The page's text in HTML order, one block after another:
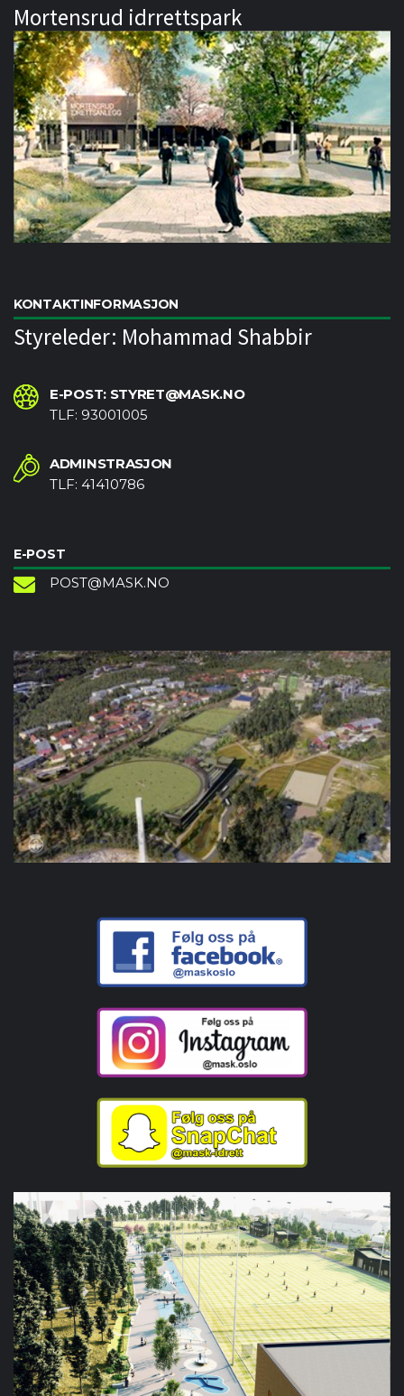
Mortensrud idrrettspark
KONTAKTINFORMASJON
Styreleder: Mohammad Shabbir
E-POST: STYRET@MASK.NO
TLF: 93001005
ADMINSTRASJON
TLF: 41410786
E-POST
POST@MASK.NO